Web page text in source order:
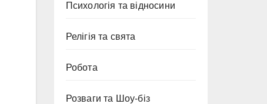
Психологія та відносини
Релігія та свята
Робота
Розваги та Шоу-біз